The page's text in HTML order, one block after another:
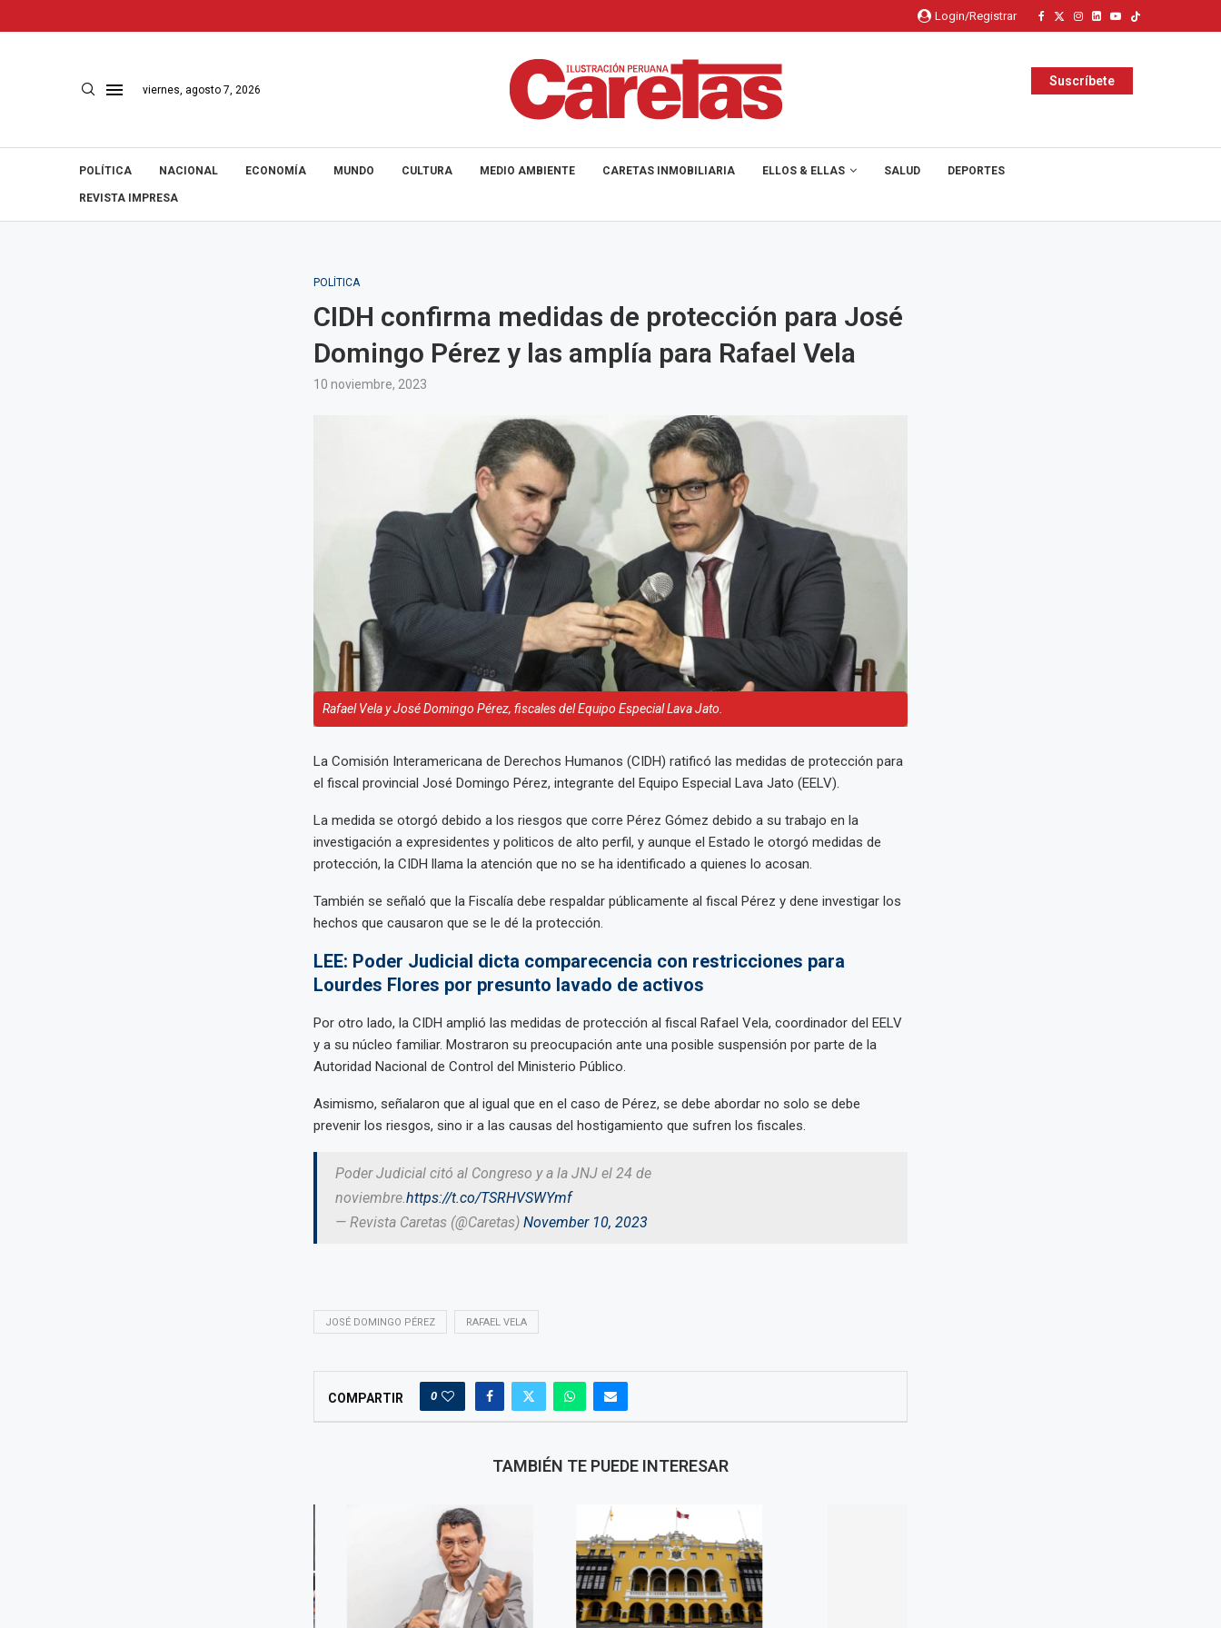
Login/Registrar
viernes, agosto 7, 2026
Suscríbete
POLÍTICA NACIONAL ECONOMÍA MUNDO CULTURA MEDIO AMBIENTE CARETAS INMOBILIARIA ELLOS & ELLAS SALUD DEPORTES
REVISTA IMPRESA
POLÍTICA
CIDH confirma medidas de protección para José
Domingo Pérez y las amplía para Rafael Vela
10 noviembre, 2023
Rafael Vela y José Domingo Pérez, fiscales del Equipo Especial Lava Jato.
La Comisión Interamericana de Derechos Humanos (CIDH) ratificó las medidas de protección para
el fiscal provincial José Domingo Pérez, integrante del Equipo Especial Lava Jato (EELV).
La medida se otorgó debido a los riesgos que corre Pérez Gómez debido a su trabajo en la
investigación a expresidentes y politicos de alto perfil, y aunque el Estado le otorgó medidas de
protección, la CIDH llama la atención que no se ha identificado a quienes lo acosan.
También se señaló que la Fiscalía debe respaldar públicamente al fiscal Pérez y dene investigar los
hechos que causaron que se le dé la protección.
LEE: Poder Judicial dicta comparecencia con restricciones para
Lourdes Flores por presunto lavado de activos
Por otro lado, la CIDH amplió las medidas de protección al fiscal Rafael Vela, coordinador del EELV
y a su núcleo familiar. Mostraron su preocupación ante una posible suspensión por parte de la
Autoridad Nacional de Control del Ministerio Público.
Asimismo, señalaron que al igual que en el caso de Pérez, se debe abordar no solo se debe
prevenir los riesgos, sino ir a las causas del hostigamiento que sufren los fiscales.
Poder Judicial citó al Congreso y a la JNJ el 24 de
noviembre. https://t.co/TSRHVSWYmf
— Revista Caretas (@Caretas) November 10, 2023
JOSÉ DOMINGO PÉREZ RAFAEL VELA
COMPARTIR 0
TAMBIÉN TE PUEDE INTERESAR